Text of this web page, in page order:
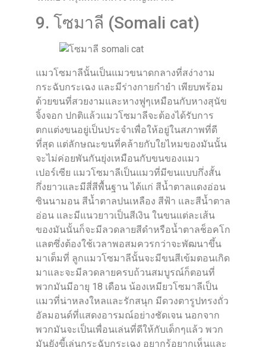
9. โซมาลี (Somali cat)
แมวโซมาลีนั้นเป็นแมวขนาดกลางที่สง่างาม
กระฉับกระเฉง และมีร่างกายกำยำ เพียบพร้อม
ด้วยขนที่สวยงามและหางฟูๆเหมือนกับหางสุนัข
จิ้งจอก ปกติแล้วแมวโซมาลีจะต้องได้รับการ
ตกแต่งขนอยู่เป็นประจำเพื่อให้อยู่ในสภาพที่ดี
ที่สุด แต่ลักษณะขนที่คล้ายกับใยไหมของมันนั้น
จะไม่ค่อยพันกันยุ่งเหมือนกับขนของแมว
เปอร์เซีย แมวโซมาลีเป็นแมวที่มีขนแบบกึ่งสั้น
กึ่งยาวและมีสี่สีพื้นฐาน ได้แก่ สีน้ำตาลแดงอ่อน
ซินนามอน สีน้ำตาลปนเหลือง สีฟ้า และสีน้ำตาล
อ่อน และมีแนวยาวเป็นสีเงิน ในขนแต่ละเส้น
ของมันนั้นก็จะมีลวดลายสีดำหรือน้ำตาลช็อคโก
แลตซึ่งต้องใช้เวลาพอสมควรกว่าจะพัฒนาขึ้น
มาเต็มที่ ลูกแมวโซมาลีนั้นจะมีขนสีเข้มตอนเกิด
มาและจะมีลวดลายครบถ้วนสมบูรณ์ก็ตอนที่
พวกมันมีอายุ 18 เดือน น้องเหมียวโซมาลีเป็น
แมวที่น่าหลงใหลและรักสนุก มีดวงตารูปทรงถั่ว
อัลมอนด์ที่แสดงอารมณ์อย่างชัดเจน นอกจาก
พวกมันจะเป็นเพื่อนเล่นที่ดีให้กับเด็กๆแล้ว พวก
มันยังขี้เล่นกระฉับกระเฉง อยากรู้อยากเห็นและ